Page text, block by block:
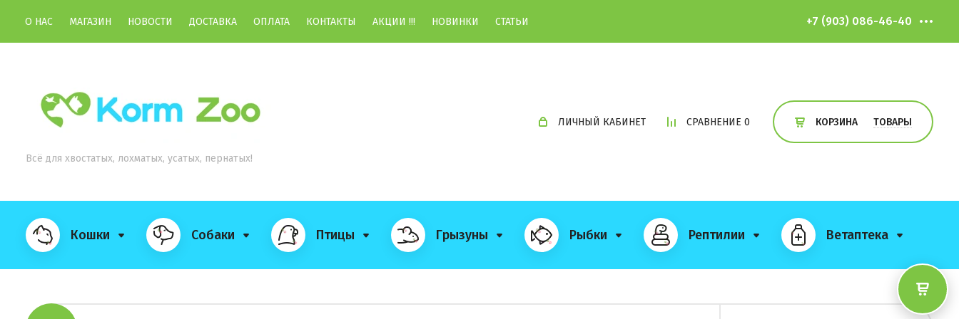
О НАС МАГАЗИН НОВОСТИ ДОСТАВКА ОПЛАТА КОНТАКТЫ АКЦИИ !!! НОВИНКИ СТАТЬИ +7 (903) 086-46-40
Всё для хвостатых, лохматых, усатых, пернатых!
ЛИЧНЫЙ КАБИНЕТ СРАВНЕНИЕ 0 КОРЗИНА ТОВАРЫ
Кошки Собаки Птицы Грызуны Рыбки Рептилии Ветаптека